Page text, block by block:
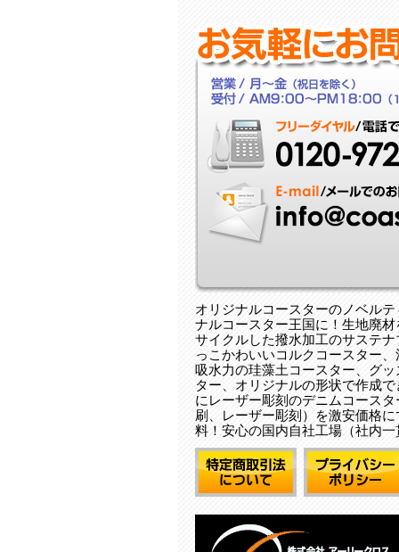
オリジナルコースターのノベル
ナルコースター王国に！ 生地廃
サイクルした撥水加工のサステ
っこかわいいコルクコースター
吸水力の珪藻土コースター、グ
ター、オリジナルの形状で作成
にレーザー彫刻のデニムコース
刷、レーザー彫刻）を激安価格
料！安心の国内自社工場（社内